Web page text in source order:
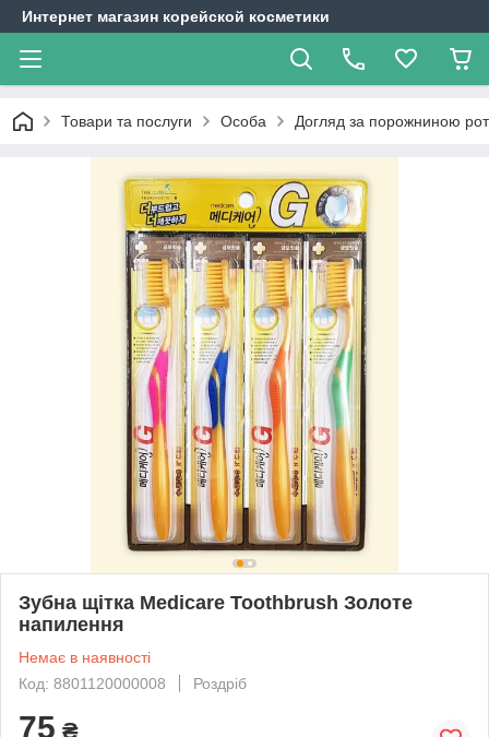
Интернет магазин корейской косметики
Товари та послуги Особа Догляд за порожниною
Зубна щітка Medicare Toothbrush Золоте
напилення
Немає в наявності
Код: 8801120000008
Роздріб
75 ₴